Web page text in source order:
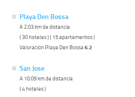
Playa Den Bossa
A 2.03 km de distancia
( 30 hoteles ) ( 15 apartamentos )
Valoracion Playa Den Bossa 6.2
San Jose
A 10.09 km de distancia
( 4 hoteles )